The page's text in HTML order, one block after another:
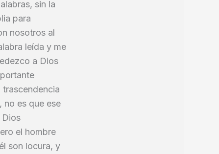
sin la
para
nosotros al
leída y me
a Dios
trascendencia
no es que ese
Dios
el hombre
son locura, y